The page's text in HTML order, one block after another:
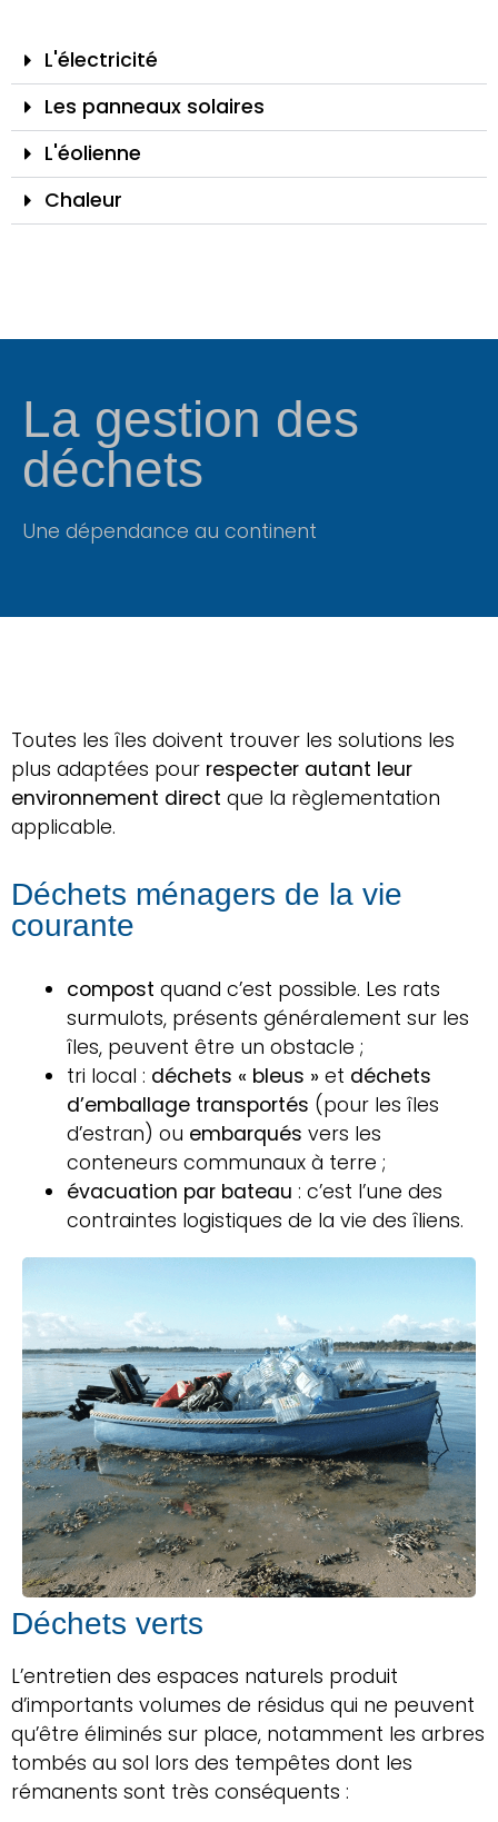
L'électricité
Les panneaux solaires
L'éolienne
Chaleur
La gestion des
déchets
Une dépendance au continent
Toutes les îles doivent trouver les solutions les
plus adaptées pour respecter autant leur
environnement direct que la règlementation
applicable.
Déchets ménagers de la vie
courante
compost quand c’est possible. Les rats
surmulots, présents généralement sur les
îles, peuvent être un obstacle ;
tri local : déchets « bleus » et déchets
d’emballage transportés (pour les îles
d’estran) ou embarqués vers les
conteneurs communaux à terre ;
évacuation par bateau : c’est l’une des
contraintes logistiques de la vie des îliens.
Déchets verts
L’entretien des espaces naturels produit
d’importants volumes de résidus qui ne peuvent
qu’être éliminés sur place, notamment les arbres
tombés au sol lors des tempêtes dont les
rémanents sont très conséquents :